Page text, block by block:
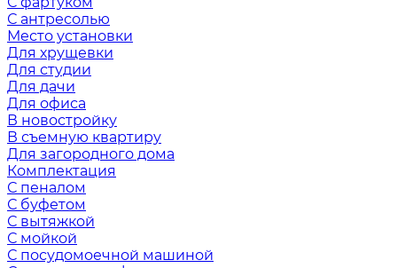
С антресолью
Место установки
Для хрущевки
Для студии
Для дачи
Для офиса
В новостройку
В съемную квартиру
Для загородного дома
Комплектация
С пеналом
С буфетом
С вытяжкой
С мойкой
С посудомоечной машиной